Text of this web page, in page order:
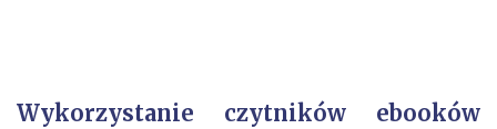
Wykorzystanie czytników ebooków